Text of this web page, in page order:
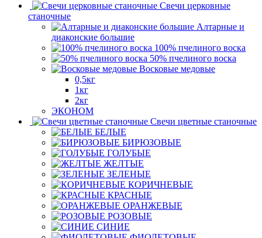
Свечи церковные
станочные
Алтарные и
диаконские большие
100% пчелиного воска
50% пчелиного воска
Восковые медовые
0,5кг
1кг
2кг
ЭКОНОМ
Свечи цветные станочные
БЕЛЫЕ
БИРЮЗОВЫЕ
ГОЛУБЫЕ
ЖЕЛТЫЕ
ЗЕЛЕНЫЕ
КОРИЧНЕВЫЕ
КРАСНЫЕ
ОРАНЖЕВЫЕ
РОЗОВЫЕ
СИНИЕ